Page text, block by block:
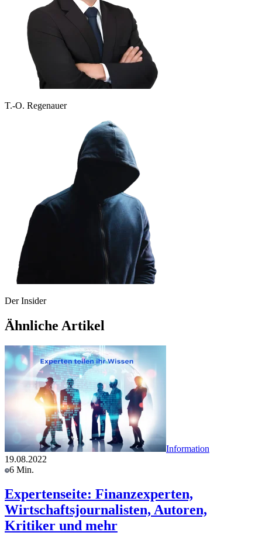
T.-O. Regenauer
Der Insider
Ähnliche Artikel
Information
19.08.2022
6 Min.
Expertenseite: Finanzexperten,
Wirtschaftsjournalisten, Autoren,
Kritiker und mehr